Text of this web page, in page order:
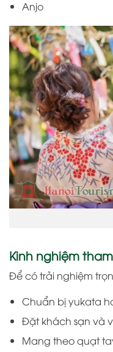
Anjo
Kinh nghiệm
Để có trải nghiệm
Chuẩn bị yukata
Đặt khách sạn và
Mang theo quạt